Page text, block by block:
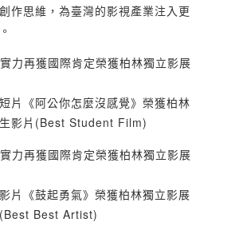
作思維，為臺灣的影視產業注入更
片《阿公你怎麼沒感覺》榮獲柏林
影片(Best Student Film)
片《鼓起勇氣》榮獲柏林獨立影展
Best Artist)